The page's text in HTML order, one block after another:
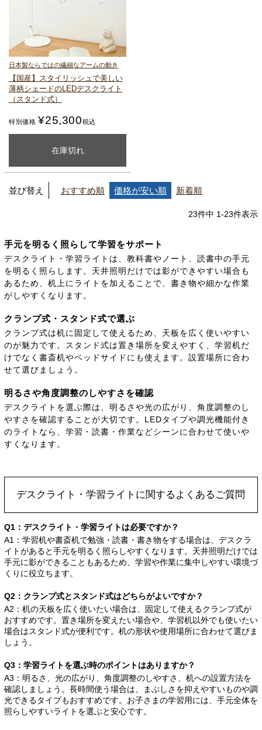
日本製ならではの繊細なアームの動き
【国産】スタイリッシュで美しい
薄柄シェードのLEDデスクライト
（スタンド式）
特別価格 ¥25,300税込
在庫切れ
カートに入れる
並び替え おすすめ順 価格が安い順 新着順
23件中 1-23件表示
手元を明るく照らして学習をサポート
デスクライト・学習ライトは、教科書やノート、読書中の手元
を明るく照らします。天井照明だけでは影ができやすい場合も
あるため、机上にライトを加えることで、書き物や細かな作業
がしやすくなります。
クランプ式・スタンド式で選ぶ
クランプ式は机に固定して使えるため、天板を広く使いやすい
のが魅力です。スタンド式は置き場所を変えやすく、学習机だ
けでなく書斎机やベッドサイドにも使えます。設置場所に合わ
せて選びましょう。
明るさや角度調整のしやすさを確認
デスクライトを選ぶ際は、明るさや光の広がり、角度調整のし
やすさを確認することが大切です。LEDタイプや調光機能付き
のライトなら、学習・読書・作業などシーンに合わせて使いや
すくなります。
デスクライト・学習ライトに関するよくあるご質問
Q1：デスクライト・学習ライトは必要ですか？
A1：学習机や書斎机で勉強・読書・書き物をする場合は、デスクラ
イトがあると手元を明るく照らしやすくなります。天井照明だけでは
手元に影ができることもあるため、学習や作業に集中しやすい環境づ
くりに役立ちます。
Q2：クランプ式とスタンド式はどちらがよいですか？
A2：机の天板を広く使いたい場合は、固定して使えるクランプ式が
おすすめです。置き場所を変えたい場合や、学習机以外でも使いたい
場合はスタンド式が便利です。机の形状や使用場所に合わせて選びま
しょう。
Q3：学習ライトを選ぶ時のポイントはありますか？
A3：明るさ、光の広がり、角度調整のしやすさ、机への設置方法を
確認しましょう。長時間使う場合は、まぶしさを抑えやすいものや調
光できるタイプもおすすめです。お子さまの学習用には、手元全体を
照らしやすいライトを選ぶと安心です。